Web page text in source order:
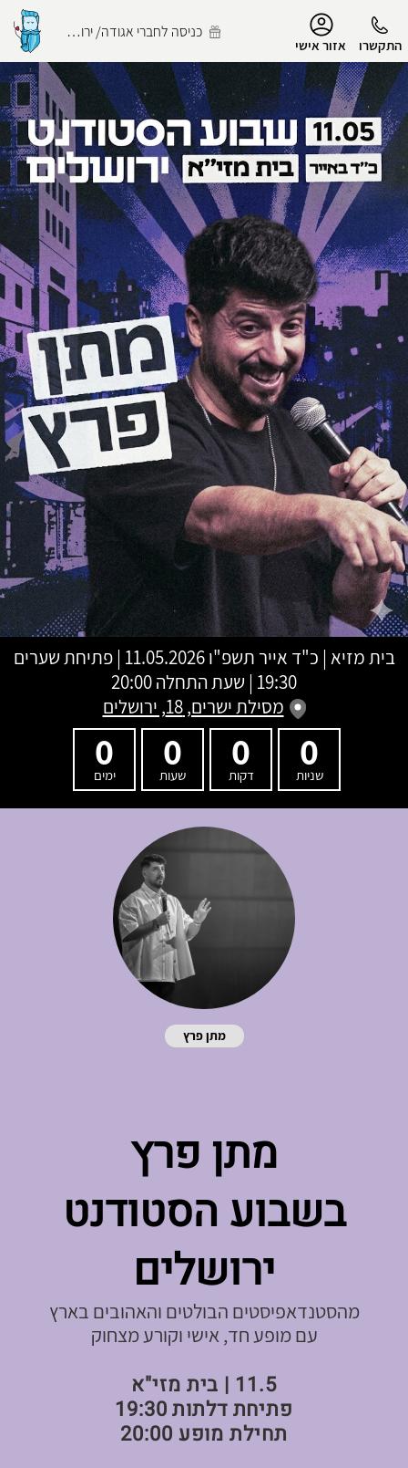
התקשרו אזור אישי
כניסה לחברי אגודה/ ירושלמי
הפרופיל שלי
התנתק
בית מזיא | כ"ד אייר תשפ"ו
11.05.2026 | פתיחת שערים
19:30 | שעת התחלה 20:00
מסילת ישרים, 18, ירושלים
0
שניות
0
דקות
0
שעות
0
ימים
מתן פרץ
מתן פרץ
בשבוע הסטודנט
ירושלים
מהסטנדאפיסטים הבולטים והאהובים בארץ
עם מופע חד, אישי וקורע מצחוק
11.5 | בית מזי"א
פתיחת דלתות 19:30
תחילת מופע 20:00